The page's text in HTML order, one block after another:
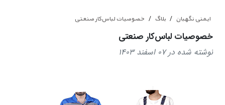
ایمنی نگهبان بلاگ خصوصیات لباس‌کار صنعتی
خصوصیات لباس‌کار صنعتی
نوشته شده در 07 اسفند 1403